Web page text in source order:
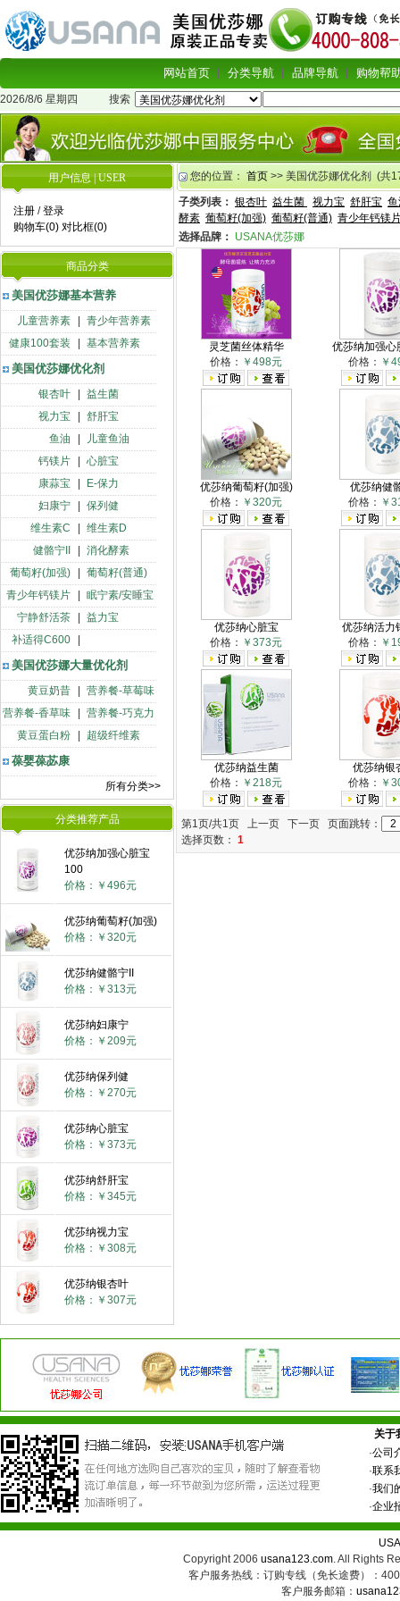
网站首页 分类导航 品牌导航 购物帮
2026/8/6 星期四 搜索
用户信息 | USER
注册 /登录
购物车(0) 对比框(0)
商品分类
美国优莎娜基本营养
儿童营养素
青少年营养素
健康100套装
基本营养素
美国优莎娜优化剂
银杏叶
益生菌
视力宝
舒肝宝
鱼油
儿童鱼油
钙镁片
心脏宝
康蒜宝
E-保力
妇康宁
保列健
维生素C
维生素D
健骼宁II
消化酵素
葡萄籽(加强)
葡萄籽(普通)
青少年钙镁片
眠宁素/安睡宝
宁静舒活茶
益力宝
补适得C600
美国优莎娜大量优化剂
黄豆奶昔
营养餐-草莓味
营养餐-香草味
营养餐-巧克力
黄豆蛋白粉
超级纤维素
葆婴葆苾康
所有分类>>
分类推荐产品
优莎纳加强心脏宝
100
价格：￥496元
优莎纳葡萄籽(加强)
价格：￥320元
优莎纳健骼宁II
价格：￥313元
优莎纳妇康宁
价格：￥209元
优莎纳保列健
价格：￥270元
优莎纳心脏宝
价格：￥373元
优莎纳舒肝宝
价格：￥345元
优莎纳视力宝
价格：￥308元
优莎纳银杏叶
价格：￥307元
您的位置： 首页 >> 美国优莎娜优化剂 (共
子类列表： 银杏叶 益生菌 视力宝 舒肝宝
酵素 葡萄籽(加强) 葡萄籽(普通) 青少年钙镁
选择品牌： USANA优莎娜
灵芝菌丝体精华
价格： ￥498元
优莎纳加强心
价格： ￥
优莎纳葡萄籽(加强)
价格： ￥320元
优莎纳健
价格： ￥
优莎纳心脏宝
价格： ￥373元
优莎纳活力
价格： ￥
优莎纳益生菌
价格： ￥218元
优莎纳银
价格： ￥
第1页/共1页 上一页 下一页 页面跳转：
选择页数： 1
关于
·公司
·联系
·我们
·企业
Copyright 2006 usana123.com. All Rights
客户服务热线：订购专线（免长途费）：
客户服务邮箱：